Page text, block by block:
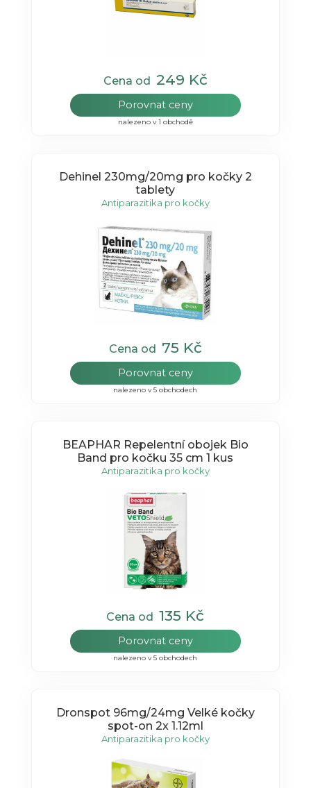
Cena od 249 Kč
Porovnat ceny
nalezeno v 1 obchodě
Dehinel 230mg/20mg pro kočky 2
tablety
Antiparazitika pro kočky
Cena od 75 Kč
Porovnat ceny
nalezeno v 5 obchodech
BEAPHAR Repelentní obojek Bio
Band pro kočku 35 cm 1 kus
Antiparazitika pro kočky
Cena od135 Kč
Porovnat ceny
nalezeno v 5 obchodech
Dronspot 96mg/24mg Velké kočky
spot-on 2x 1.12ml
Antiparazitika pro kočky